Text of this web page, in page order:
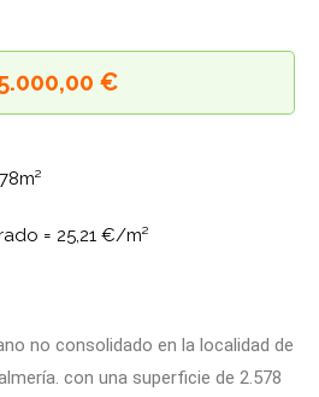
€
= 25,21 €/m²
no consolidado en la localidad de
con una superficie de 2.578